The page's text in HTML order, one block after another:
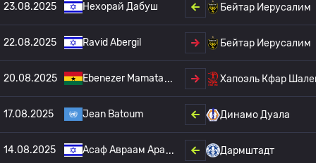
23.08.2025 Нехорай Дабуш Бейтар Иерусалим
22.08.2025 Ravid Abergil Бейтар Иерусалим
20.08.2025 Ebenezer Mamata Хапоэль Кфар
17.08.2025 Jean Batoum Динамо Дуала
14.08.2025 Асаф Авраам Ара Дармштадт